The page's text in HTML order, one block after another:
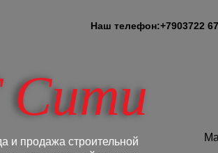
Наш телефон:+7903722
Сити
и продажа строительной